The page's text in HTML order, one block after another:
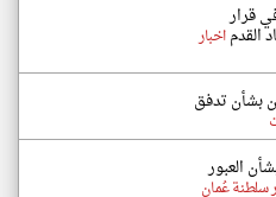
قرار
القدماخبار
بشأن تدفق
العبور
سلطنة عُمان